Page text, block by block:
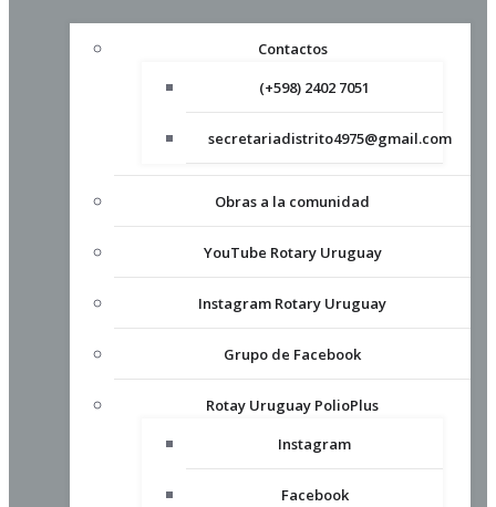
Contactos
(+598) 2402 7051
secretariadistrito4975@gmail.com
Obras a la comunidad
YouTube Rotary Uruguay
Instagram Rotary Uruguay
Grupo de Facebook
Rotay Uruguay PolioPlus
Instagram
Facebook